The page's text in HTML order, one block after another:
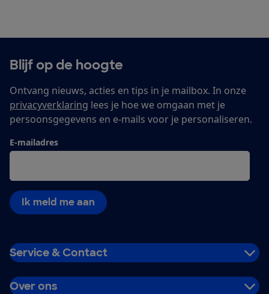
Blijf op de hoogte
Ontvang nieuws, acties en tips in je mailbox. In onze
privacyverklaring lees je hoe we omgaan met je
persoonsgegevens en e-mails voor je personaliseren.
E-mailadres
Ik meld me aan
Service & Contact
Over ons